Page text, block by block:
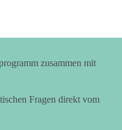
Auf Facebook ansehen
zusammen mit
Fragen direkt vom